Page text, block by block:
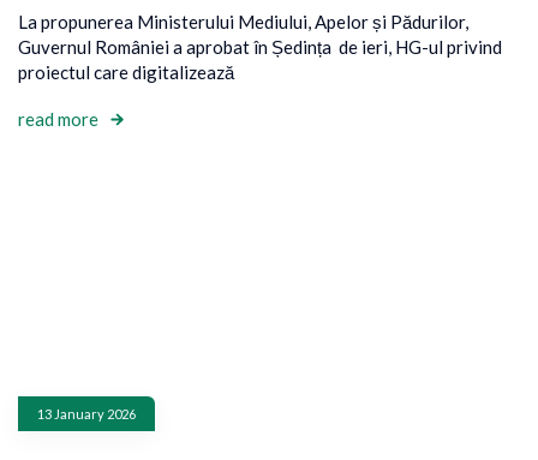
La propunerea Ministerului Mediului, Apelor și Pădurilor,
Guvernul României a aprobat în Ședința de ieri, HG-ul privind
proiectul care digitalizează
read more
13 January 2026